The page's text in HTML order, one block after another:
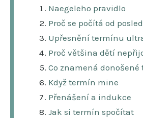
Naegeleho pravidlo
Proč se počítá od
Upřesnění termínu
Proč většina dětí
Co znamená
Když termín mine
Přenášení a indukce
Jak si termín spočítat